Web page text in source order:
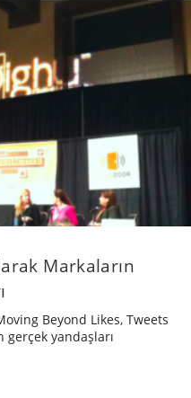
Markaların
Beyond Likes, Tweets
gerçek yandaşları